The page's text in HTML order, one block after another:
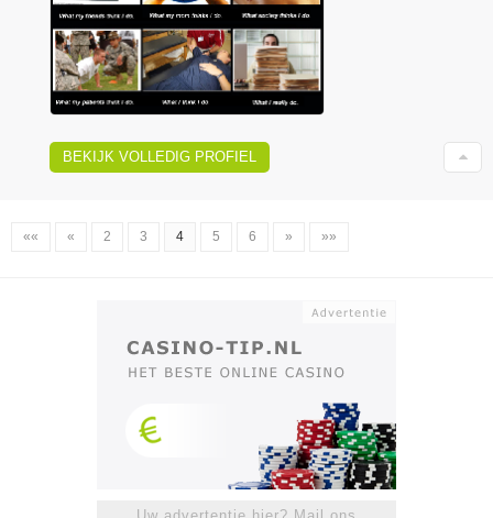
BEKIJK VOLLEDIG PROFIEL
«« « 2 3 4 5 6 » »»